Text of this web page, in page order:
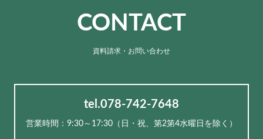
CONTACT
資料請求・お問い合わせ
tel.078-742-7648
営業時間：9:30～17:30（⽇・祝、第2第4水曜日を除く）